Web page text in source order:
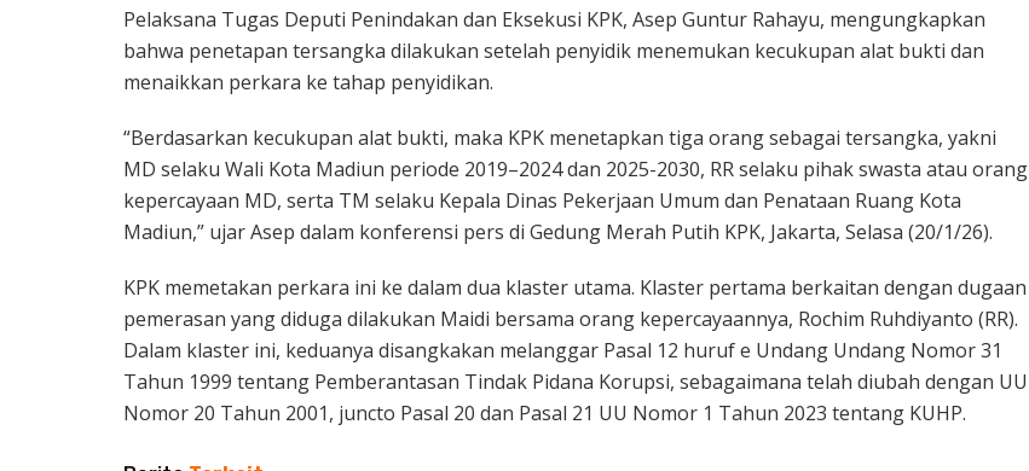
Pelaksana Tugas Deputi Penindakan dan Eksekusi KPK, Asep Guntur Rahayu, mengungkapkan
bahwa penetapan tersangka dilakukan setelah penyidik menemukan kecukupan alat bukti dan
menaikkan perkara ke tahap penyidikan.
“Berdasarkan kecukupan alat bukti, maka KPK menetapkan tiga orang sebagai tersangka, yakni
MD selaku Wali Kota Madiun periode 2019–2024 dan 2025-2030, RR selaku pihak swasta atau orang
kepercayaan MD, serta TM selaku Kepala Dinas Pekerjaan Umum dan Penataan Ruang Kota
Madiun,” ujar Asep dalam konferensi pers di Gedung Merah Putih KPK, Jakarta, Selasa (20/1/26).
KPK memetakan perkara ini ke dalam dua klaster utama. Klaster pertama berkaitan dengan dugaan
pemerasan yang diduga dilakukan Maidi bersama orang kepercayaannya, Rochim Ruhdiyanto (RR).
Dalam klaster ini, keduanya disangkakan melanggar Pasal 12 huruf e Undang Undang Nomor 31
Tahun 1999 tentang Pemberantasan Tindak Pidana Korupsi, sebagaimana telah diubah dengan UU
Nomor 20 Tahun 2001, juncto Pasal 20 dan Pasal 21 UU Nomor 1 Tahun 2023 tentang KUHP.